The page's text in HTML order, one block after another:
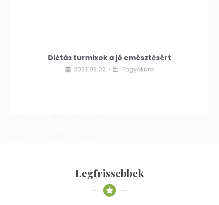
Diétás turmixok a jó emésztésért
2023.03.02. • Fogyókúra
Legfrissebbek